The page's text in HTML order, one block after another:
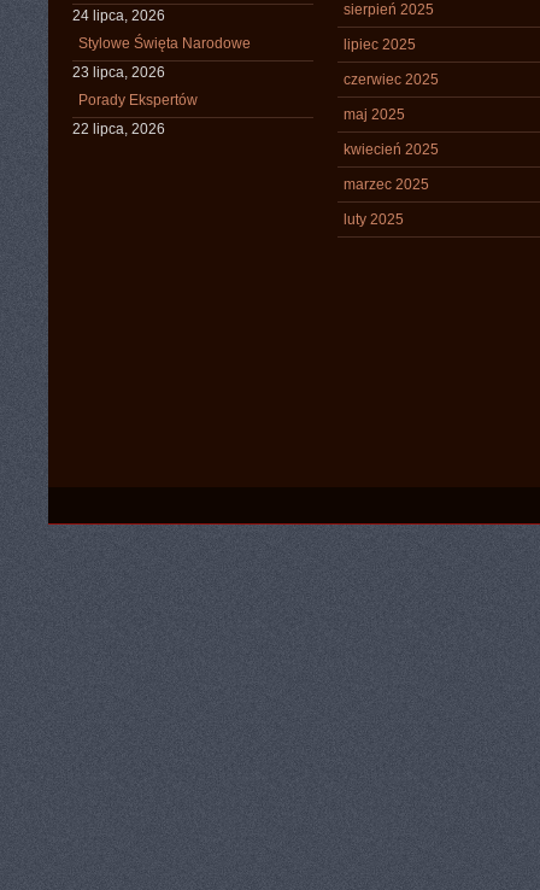
24 lipca, 2026
Stylowe Święta Narodowe
23 lipca, 2026
Porady Ekspertów
22 lipca, 2026
sierpień 2025
lipiec 2025
czerwiec 2025
maj 2025
kwiecień 2025
marzec 2025
luty 2025